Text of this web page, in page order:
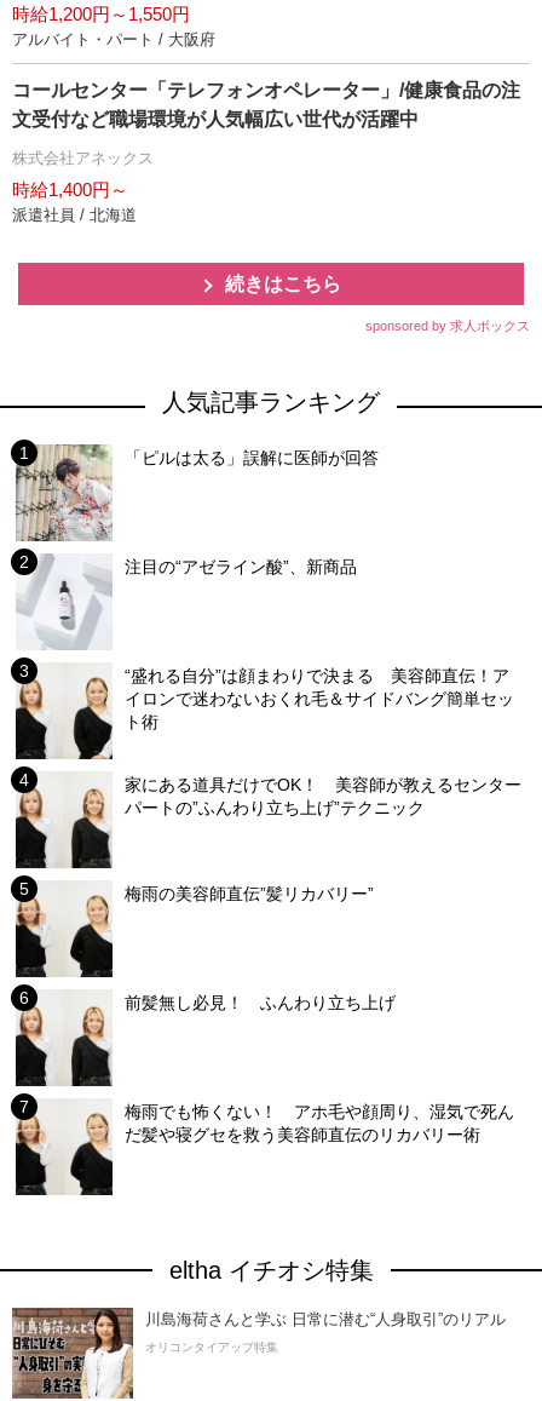
時給1,200円～1,550円
アルバイト・パート / 大阪府
コールセンター「テレフォンオペレーター」/健康食品の注
文受付など職場環境が人気幅広い世代が活躍中
株式会社アネックス
時給1,400円～
派遣社員 / 北海道
続きはこちら
sponsored by 求人ボックス
人気記事ランキング
「ピルは太る」誤解に医師が回答
注目の“アゼライン酸”、新商品
“盛れる自分”は顔まわりで決まる 美容師直伝！ア
イロンで迷わないおくれ毛＆サイドバング簡単セッ
ト術
家にある道具だけでOK！ 美容師が教えるセンター
パートの”ふんわり立ち上げ”テクニック
梅雨の美容師直伝”髪リカバリー”
前髪無し必見！ ふんわり立ち上げ
梅雨でも怖くない！ アホ毛や顔周り、湿気で死ん
だ髪や寝グセを救う美容師直伝のリカバリー術
eltha イチオシ特集
川島海荷さんと学ぶ 日常に潜む“人身取引”のリアル
オリコンタイアップ特集